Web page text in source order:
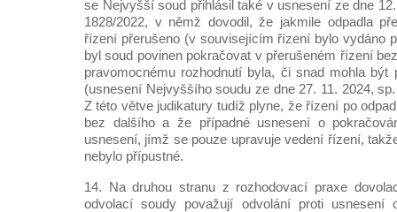
se Nejvyšší soud přihlásil také v usnesení ze dne
1828/2022, v němž dovodil, že jakmile odpadla
řízení přerušeno (v souvisejícím řízení bylo vydáno
byl soud povinen pokračovat v přerušeném řízení
pravomocnému rozhodnutí byla, či snad mohla být
(usnesení Nejvyššího soudu ze dne 27. 11. 2024,
Z této větve judikatury tudíž plyne, že řízení po
bez dalšího a že případné usnesení o
usnesení, jímž se pouze upravuje vedení řízení,
nebylo přípustné.
14. Na druhou stranu z rozhodovací praxe
odvolací soudy považují odvolání proti usnesení